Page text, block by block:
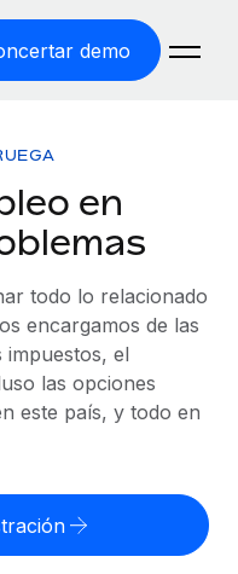
demo
sencilla y conforme a la
gastar en entidades.
global según el país.
los estados de EE.
clasificación errónea
errónea por país.
en
todo lo relacionado
encargamos de las
impuestos, el
las opciones
este país, y todo en